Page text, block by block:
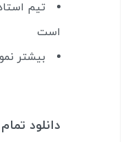
تیم
است
بیشتر
دانلود